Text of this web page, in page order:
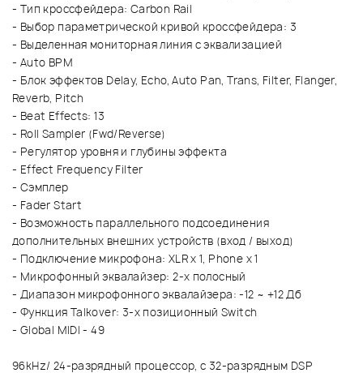
- Тип кроссфейдера: Carbon Rail
- Выбор параметрической кривой кроссфейдера: 3
- Выделенная мониторная линия с эквализацией
- Auto BPM
- Блок эффектов Delay, Echo, Auto Pan, Trans, Filter, Flanger,
Reverb, Pitch
- Beat Effects: 13
- Roll Sampler (Fwd/Reverse)
- Регулятор уровня и глубины эффекта
- Effect Frequency Filter
- Сэмплер
- Fader Start
- Возможность параллельного подсоединения
дополнительных внешних устройств (вход / выход)
- Подключение микрофона: XLR x 1, Phone x 1
- Микрофонный эквалайзер: 2-х полосный
- Диапазон микрофонного эквалайзера: -12 ~ +12 Дб
- Функция Talkover: 3-х позиционный Switch
- Global MIDI - 49
96kHz/ 24-разрядный процессор, с 32-разрядным DSP